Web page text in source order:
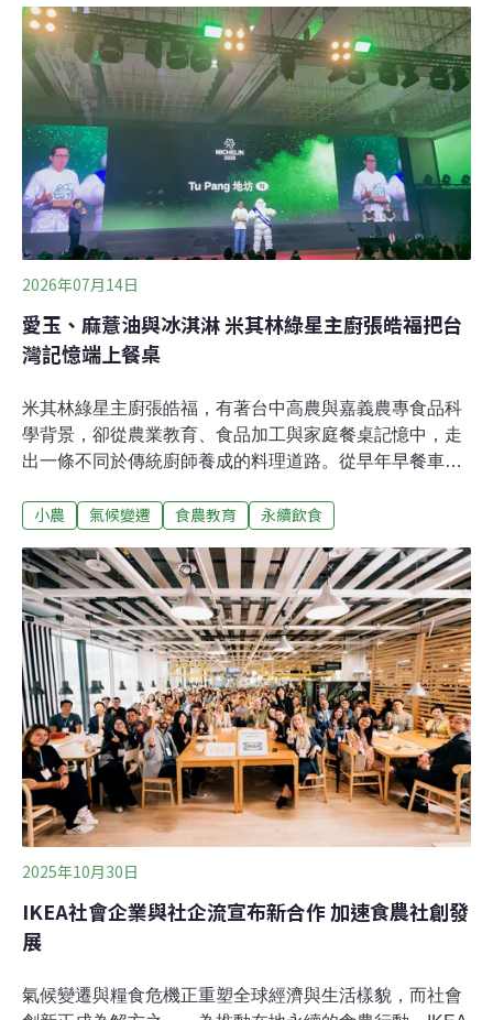
餐會，而是由地方物產團隊共同聯手創作，以餐桌作為體
驗地方物產的方式。不同於傳統辦桌或餐敘，團隊在餐桌
中加入設計師、視覺設計與永續元素，從桌面擺飾、食物
設計到整體空間畫面，都納入計畫範疇，希望讓參與者不
只吃到食材，也能理解食物背後的土地與產業。餐桌設在
魚塭旁 從風、光與土地呈現芳苑物產「風灣的船」最具特
色之處，在於活動場域選在芳苑漢寶一帶的魚塭。第一、
二屆餐桌設置於黑蜆與蛤蜊養殖魚塭之中，配合每年4、5
月魚塭抽乾池水、進行休耕整池的時機，讓參與者實際走
進泥地，感受芳苑的風、
2026年07月14日
愛玉、麻薏油與冰淇淋 米其林綠星主廚張皓福把台
灣記憶端上餐桌
米其林綠星主廚張皓福，有著台中高農與嘉義農專食品科
學背景，卻從農業教育、食品加工與家庭餐桌記憶中，走
出一條不同於傳統廚師養成的料理道路。從早年早餐車、
淋，，再到2025年帶領「TU PANG地坊」摘下米其林綠
對他而言，餐廳不只是用餐場所，更像一座劇場與文化平
台；每一道菜都承載季節、產地、氣候、農業政策與個人
記憶。他相信，廚藝的答案在產地，而料理最終要做的，
是讓人重新感受自己與土地、他人及世界的關係。從早餐
車、無菜單到說菜 餐廳像一座劇場張皓福起初並不是為了
成為廚師而讀農校，他說，當時選擇讀台中高農食品加工
科的想法很單純：「就算未來不從事這個行業，至少我可
以理解這輩子要吃的食物是怎麼做的。」沒想到，這個選
擇反而成為他一生料理哲學的起點。食品加工讓他理解微
生物、營養、生物化學，也讓他明白食物在
小農 氣候變遷 食農教育 永續飲食
2025年10月30日
IKEA社會企業與社企流宣布新合作 加速食農社創發
展
氣候變遷與糧食危機正重塑全球經濟與生活樣貌，而社會